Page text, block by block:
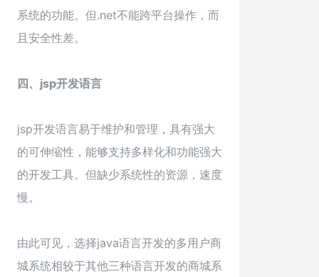
系统的功能。但.net不能跨平台操作，而
且安全性差。
四、jsp开发语言
jsp开发语言易于维护和管理，具有强大
的可伸缩性，能够支持多样化和功能强大
的开发工具。但缺少系统性的资源，速度
慢。
由此可见，选择java语言开发的多用户商
城系统相较于其他三种语言开发的商城系